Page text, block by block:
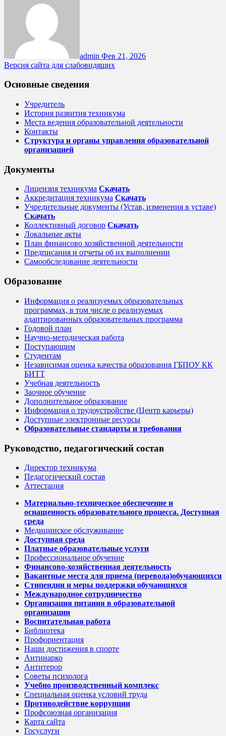
admin Фев 21, 2026
Версия сайта для слабовидящих
Основные сведения
Учредитель
История развития техникума
Места ведения образовательной деятельности
Контакты
Структура и органы управления образовательной
организацией
Документы
Лицензия техникума Скачать
Аккредитация техникума Скачать
Учредительные документы (Устав, изменения в уставе)
Скачать
Коллективный договор Cкачать
Локальные акты
План финансово хозяйственной деятельности
Предписания и отчеты об их выполнении
Самообследование деятельности
Образование
Информация о реализуемых образовательных
программах, в том числе о реализуемых
адаптированных образовательных программа
Годовой план
Научно-методическая работа
Поступающим
Студентам
Независимая оценка качества образования ГБПОУ КК
БИТТ
Учебная деятельность
Заочное обучение
Дополнительное образование
Информация о трудоустройстве (Центр карьеры)
Доступные электронные ресурсы
Образовательные стандарты и требования
Руководство, педагогический состав
Директор техникума
Педагогический состав
Аттестация
Материально-техническое обеспечение и
оснащенность образовательного процесса. Доступная
среда
Медицинское обслуживание
Доступная среда
Платные образовательные услуги
Профессиональное обучение
Финансово-хозяйственная деятельность
Вакантные места для приема (перевода)обучающихся
Стипендии и меры поддержки обучающихся
Международное сотрудничество
Организация питания в образовательной
организации
Воспитательная работа
Библиотека
Профориентация
Наши достижения в спорте
Антинарко
Антитерор
Советы психолога
Учебно производственный комплекс
Специальная оценка условий труда
Противодействие коррупции
Профсоюзная организация
Карта сайта
Госуслуги